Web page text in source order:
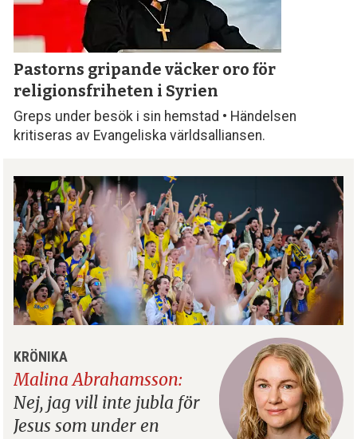
Pastorns gripande väcker oro för
religionsfriheten i Syrien
Greps under besök i sin hemstad • Händelsen
kritiseras av Evangeliska världsalliansen.
KRÖNIKA
Malina Abrahamsson:
Nej, jag vill inte jubla för
Jesus som under en